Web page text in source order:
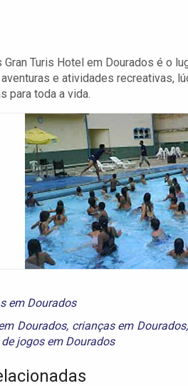
Turis Hotel em Dourados é o
e atividades recreativas,
para toda a vida.
em Dourados
Dourados, crianças em Dourados,
jogos em Dourados